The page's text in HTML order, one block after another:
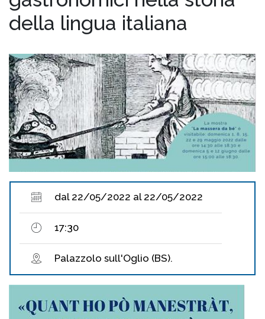
dal 22/05/2022 al 22/05/2022
17:30
Palazzolo sull'Oglio (BS).
della lingua italiana